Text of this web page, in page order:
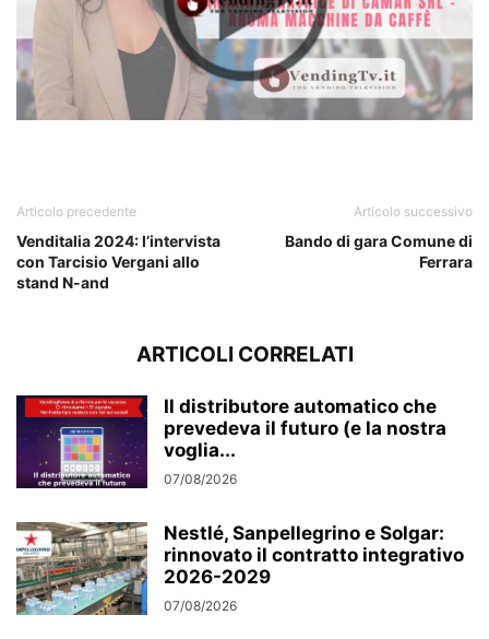
Articolo precedente
Venditalia 2024: l’intervista
con Tarcisio Vergani allo
stand N-and
Articolo successivo
Bando di gara Comune di
Ferrara
ARTICOLI CORRELATI
Il distributore automatico che
prevedeva il futuro (e la nostra
voglia...
07/08/2026
Nestlé, Sanpellegrino e Solgar:
rinnovato il contratto integrativo
2026-2029
07/08/2026